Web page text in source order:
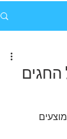
החגים